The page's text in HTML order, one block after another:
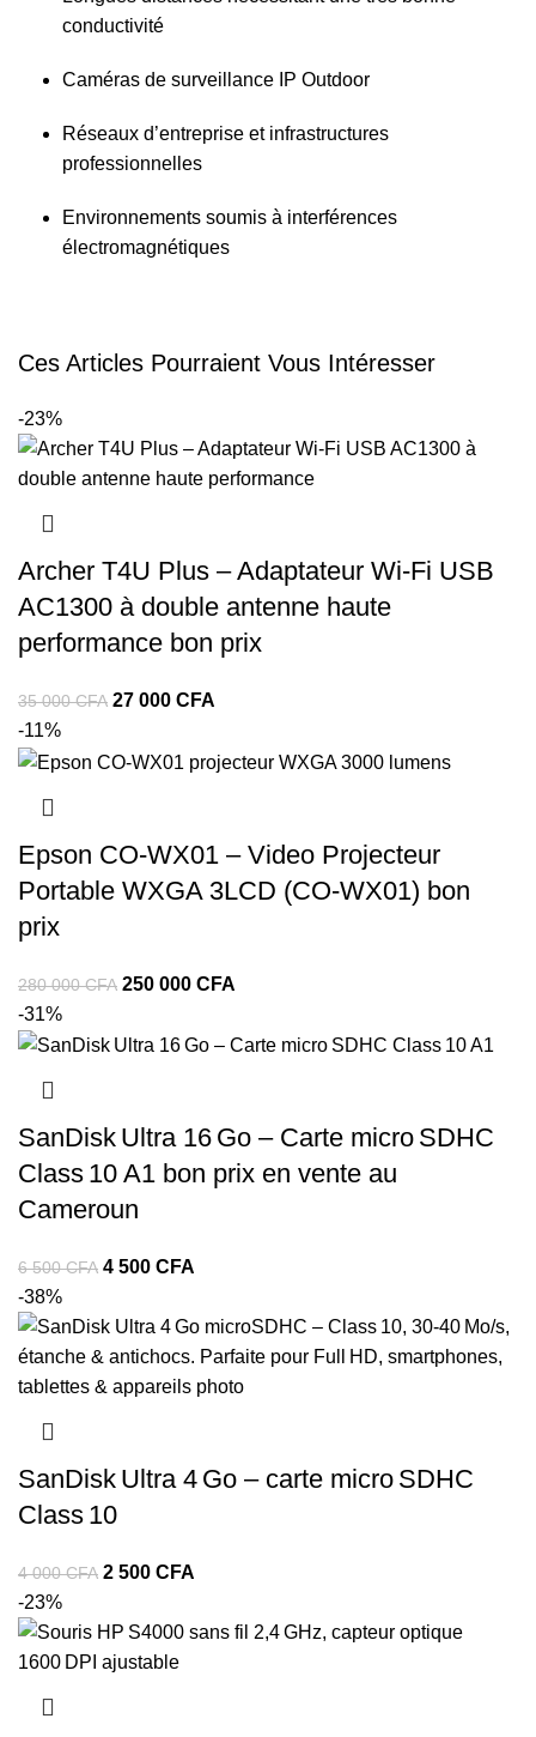
conductivité
Caméras de surveillance IP Outdoor
Réseaux d’entreprise et infrastructures
professionnelles
Environnements soumis à interférences
électromagnétiques
Ces Articles Pourraient Vous Intéresser
-23%
Archer T4U Plus – Adaptateur Wi-Fi USB
AC1300 à double antenne haute
performance bon prix
35 000CFA 27 000 CFA
-11%
Epson CO-WX01 – Video Projecteur
Portable WXGA 3LCD (CO-WX01) bon
prix
280 000CFA 250 000 CFA
-31%
SanDisk Ultra 16 Go – Carte micro SDHC
Class 10 A1 bon prix en vente au
Cameroun
6 500CFA 4 500 CFA
-38%
SanDisk Ultra 4 Go – carte micro SDHC
Class 10
4 000CFA 2 500 CFA
-23%